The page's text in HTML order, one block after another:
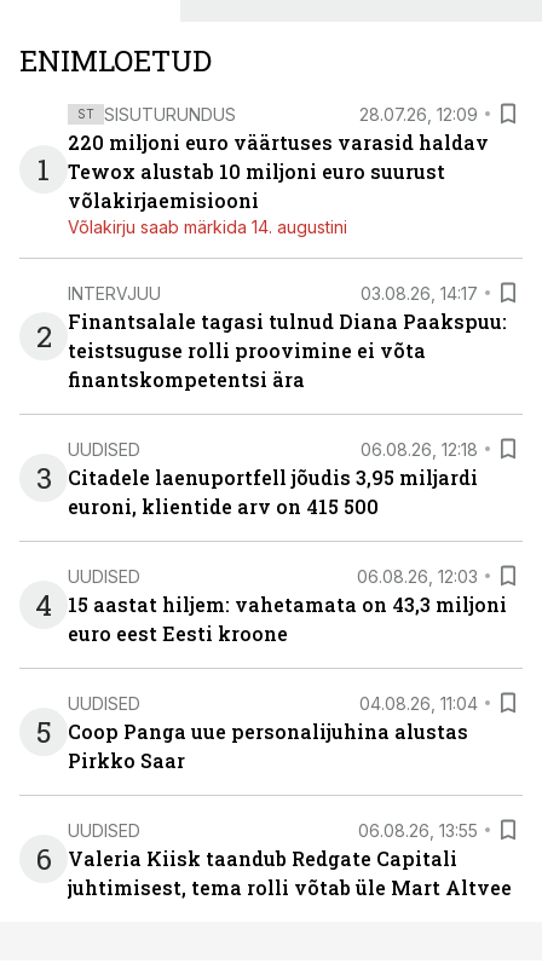
ENIMLOETUD
1
ST SISUTURUNDUS 28.07.26, 12:09
220 miljoni euro väärtuses varasid haldav
Tewox alustab 10 miljoni euro suurust
võlakirjaemisiooni
Võlakirju saab märkida 14. augustini
2
INTERVJUU 03.08.26, 14:17
Finantsalale tagasi tulnud Diana Paakspuu:
teistsuguse rolli proovimine ei võta
finantskompetentsi ära
3
UUDISED 06.08.26, 12:18
Citadele laenuportfell jõudis 3,95 miljardi
euroni, klientide arv on 415 500
4
UUDISED 06.08.26, 12:03
15 aastat hiljem: vahetamata on 43,3 miljoni
euro eest Eesti kroone
5
UUDISED 04.08.26, 11:04
Coop Panga uue personalijuhina alustas
Pirkko Saar
6
UUDISED 06.08.26, 13:55
Valeria Kiisk taandub Redgate Capitali
juhtimisest, tema rolli võtab üle Mart Altvee